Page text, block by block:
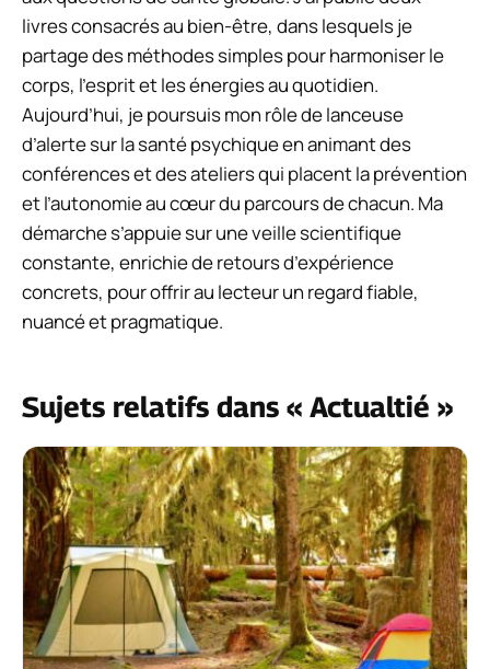
livres consacrés au bien-être, dans lesquels je
partage des méthodes simples pour harmoniser le
corps, l’esprit et les énergies au quotidien.
Aujourd’hui, je poursuis mon rôle de lanceuse
d’alerte sur la santé psychique en animant des
conférences et des ateliers qui placent la prévention
et l’autonomie au cœur du parcours de chacun. Ma
démarche s’appuie sur une veille scientifique
constante, enrichie de retours d’expérience
concrets, pour offrir au lecteur un regard fiable,
nuancé et pragmatique.
Sujets relatifs dans « Actualtié »